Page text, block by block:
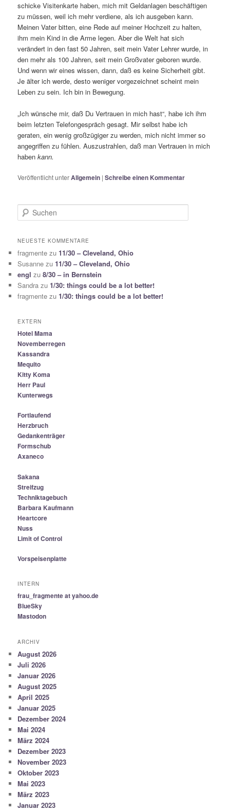
schicke Visitenkarte haben, mich mit Geldanlagen beschäftigen
zu müssen, weil ich mehr verdiene, als ich ausgeben kann.
Meinen Vater bitten, eine Rede auf meiner Hochzeit zu halten,
ihm mein Kind in die Arme legen. Aber die Welt hat sich
verändert in den fast 50 Jahren, seit mein Vater Lehrer wurde, in
den mehr als 100 Jahren, seit mein Großvater geboren wurde.
Und wenn wir eines wissen, dann, daß es keine Sicherheit gibt.
Je älter ich werde, desto weniger vorgezeichnet scheint mein
Leben zu sein. Ich bin in Bewegung.
„Ich wünsche mir, daß Du Vertrauen in mich hast“, habe ich ihm
beim letzten Telefongespräch gesagt. Mir selbst habe ich
geraten, ein wenig großzügiger zu werden, mich nicht immer so
angegriffen zu fühlen. Auszustrahlen, daß man Vertrauen in mich
habenkann.
Veröffentlicht unterAllgemein |Schreibe einen Kommentar
u
h
n
NEUESTE KOMMENTARE
fragmente zu 11/30 – Cleveland, Ohio
Susanne zu 11/30 – Cleveland, Ohio
engl zu8/30 – in Bernstein
Sandra zu 1/30: things could be a lot better!
fragmente zu 1/30: things could be a lot better!
EXTERN
Hotel Mama
Novemberregen
Kassandra
Mequito
Kitty Koma
Herr Paul
Kunterwegs
Fortlaufend
Herzbruch
Gedankenträger
Formschub
Axaneco
Sakana
Streifzug
Techniktagebuch
Barbara Kaufmann
Heartcore
Nuss
Limit of Control
Vorspeisenplatte
INTERN
frau_fragmente at yahoo.de
BlueSky
Mastodon
ARCHIV
August 2026
Juli 2026
Januar 2026
August 2025
April 2025
Januar 2025
Dezember 2024
Mai 2024
März 2024
Dezember 2023
November 2023
Oktober 2023
Mai 2023
März 2023
Januar 2023